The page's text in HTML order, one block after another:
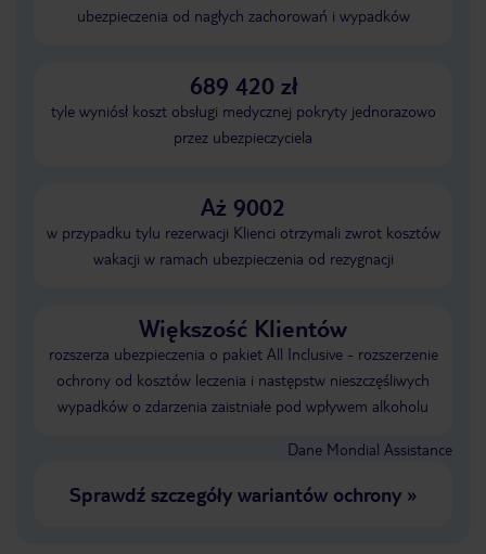
ubezpieczenia od nagłych zachorowań i wypadków
689 420 zł
tyle wyniósł koszt obsługi medycznej pokryty jednorazowo
przez ubezpieczyciela
Aż 9002
w przypadku tylu rezerwacji Klienci otrzymali zwrot kosztów
wakacji w ramach ubezpieczenia od rezygnacji
Większość Klientów
rozszerza ubezpieczenia o pakiet All Inclusive - rozszerzenie
ochrony od kosztów leczenia i następstw nieszczęśliwych
wypadków o zdarzenia zaistniałe pod wpływem alkoholu
Dane Mondial Assistance
Sprawdź szczegóły wariantów ochrony»